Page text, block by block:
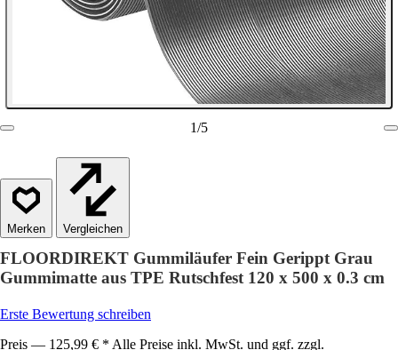
1/5
Vergleichen
FLOORDIREKT Gummiläufer Fein Gerippt Grau
Gummimatte aus TPE Rutschfest 120 x 500 x 0.3 cm
Erste Bewertung schreiben
Preis — 125,99 € * Alle Preise inkl. MwSt. und ggf. zzgl.